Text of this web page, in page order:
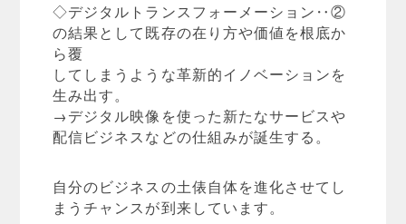
◇デジタルトランスフォーメーション‥②
の結果として既存の在り方や価値を根底か
ら覆
してしまうような革新的イノベーションを
生み出す。
→デジタル映像を使った新たなサービスや
配信ビジネスなどの仕組みが誕生する。
自分のビジネスの土俵自体を進化させてし
まうチャンスが到来しています。